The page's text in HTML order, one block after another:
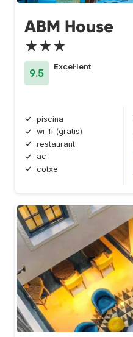
ABM House
★★★
9.5
Excel·lent
piscina
wi-fi (gratis)
restaurant
ac
cotxe